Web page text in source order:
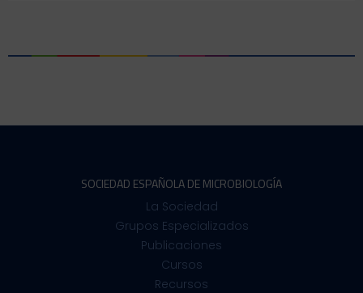
SOCIEDAD ESPAÑOLA DE MICROBIOLOGÍA
La Sociedad
Grupos Especializados
Publicaciones
Cursos
Recursos